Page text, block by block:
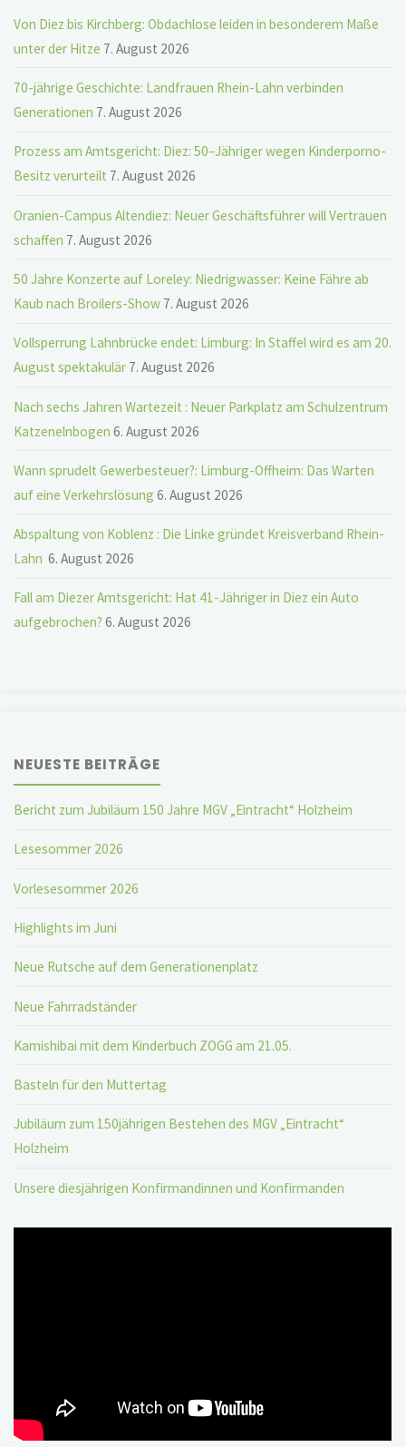
Von Diez bis Kirchberg: Obdachlose leiden in besonderem Maße
unter der Hitze 7. August 2026
70-jährige Geschichte: Landfrauen Rhein-Lahn verbinden
Generationen 7. August 2026
Prozess am Amtsgericht: Diez: 50–Jähriger wegen Kinderporno-
Besitz verurteilt 7. August 2026
Oranien-Campus Altendiez: Neuer Geschäftsführer will Vertrauen
schaffen 7. August 2026
50 Jahre Konzerte auf Loreley: Niedrigwasser: Keine Fähre ab
Kaub nach Broilers-Show 7. August 2026
Vollsperrung Lahnbrücke endet: Limburg: In Staffel wird es am 20.
August spektakulär 7. August 2026
Nach sechs Jahren Wartezeit : Neuer Parkplatz am Schulzentrum
Katzenelnbogen 6. August 2026
Wann sprudelt Gewerbesteuer?: Limburg-Offheim: Das Warten
auf eine Verkehrslösung 6. August 2026
Abspaltung von Koblenz : Die Linke gründet Kreisverband Rhein-
Lahn 6. August 2026
Fall am Diezer Amtsgericht: Hat 41-Jähriger in Diez ein Auto
aufgebrochen? 6. August 2026
NEUESTE BEITRÄGE
Bericht zum Jubiläum 150 Jahre MGV „Eintracht“ Holzheim
Lesesommer 2026
Vorlesesommer 2026
Highlights im Juni
Neue Rutsche auf dem Generationenplatz
Neue Fahrradständer
Kamishibai mit dem Kinderbuch ZOGG am 21.05.
Basteln für den Muttertag
Jubiläum zum 150jährigen Bestehen des MGV „Eintracht“
Holzheim
Unsere diesjährigen Konfirmandinnen und Konfirmanden